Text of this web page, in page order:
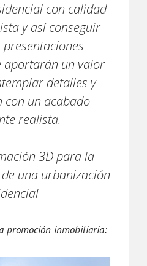
con calidad
y así conseguir
aportarán un valor
detalles y
con un acabado
realista.
3D para la
una urbanización
promoción inmobiliaria: